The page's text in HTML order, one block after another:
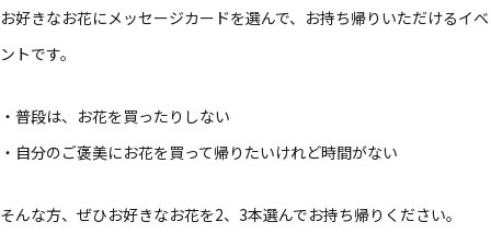
お好きなお花にメッセージカードを選んで、お持ち帰りいただけるイベ
ントです。
・普段は、お花を買ったりしない
・自分のご褒美にお花を買って帰りたいけれど時間がない
そんな方、ぜひお好きなお花を2、3本選んでお持ち帰りください。